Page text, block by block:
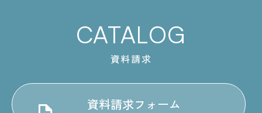
CATALOG
資料請求
資料請求フォーム